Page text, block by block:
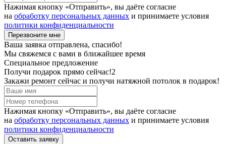
Нажимая кнопку «Отправить», вы даёте согласие
на обработку персональных данных и принимаете условия
политики конфиденциальности
Перезвоните мне
Ваша заявка отправлена, спасибо!
Мы свяжемся с вами в ближайшее время
Специальное предложение
Получи подарок прямо сейчас!2
Закажи ремонт сейчас и получи натяжной потолок в подарок!
Нажимая кнопку «Отправить», вы даёте согласие
на обработку персональных данных и принимаете условия
политики конфиденциальности
Оставить заявку